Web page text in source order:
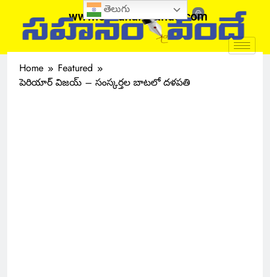
www.sahanamvande.com
Home
Featured
పెరియార్ విజయ్ – సంస్కర్తల బాటలో దళపతి
తెలుగు